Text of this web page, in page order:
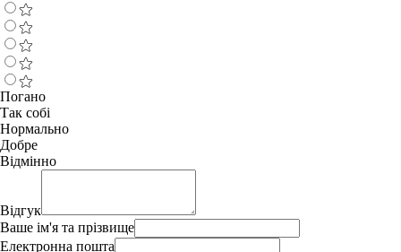
Погано
Так собі
Нормально
Добре
Відмінно
Відгук
Ваше ім'я та прізвище
Електронна пошта